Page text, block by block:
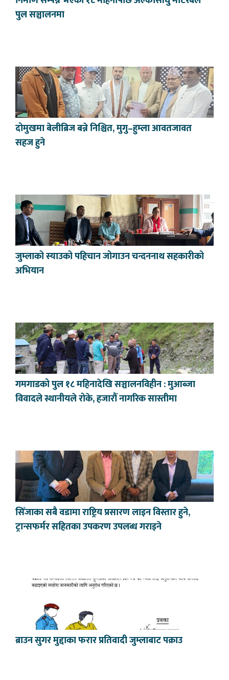
पुल सञ्चालनमा
दोमुखमा बेलीब्रिज बन्ने निश्चित, मुगु–हुम्ला आवतजावत
सहज हुने
जुम्लाको स्याउको पहिचान जोगाउन चन्दननाथ सहकारीको
अभियान
गमगाडको पुल १८ महिनादेखि सञ्चालनविहीन : मुआब्जा
विवादले स्थानीयले रोके, हजारौँ नागरिक सास्तीमा
सिँजाका सबै वडामा राष्ट्रिय प्रसारण लाइन विस्तार हुने,
ट्रान्सफर्मर सहितका उपकरण उपलब्ध गराइने
ब्राउन सुगर मुद्दाका फरार प्रतिवादी जुम्लाबाट पक्राउ